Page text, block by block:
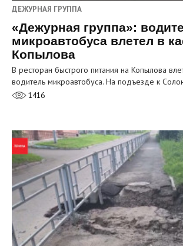
ДЕЖУРНАЯ ГРУППА
«Дежурная группа»:
микроавтобуса влетел в
Копылова
В ресторан быстрого питания на Копылова
водитель микроавтобуса. На подъезде к
1416